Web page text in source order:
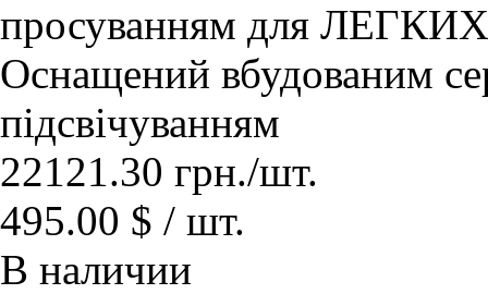
просуванням для
Оснащений вбудованим
підсвічуванням
22121.30 грн./шт.
495.00 $ / шт.
В наличии